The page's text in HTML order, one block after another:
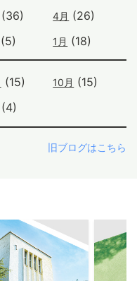
(36) 4月 (26)
(5) 1月 (18)
(15) 10月 (15)
(4)
旧ブログはこちら